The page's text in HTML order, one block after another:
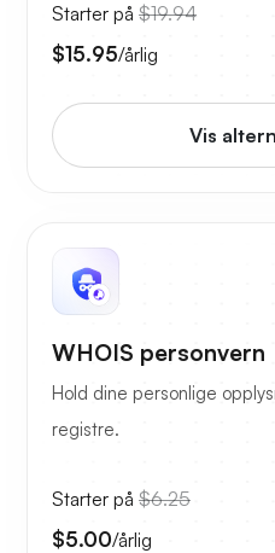
Starter på $19.94
$15.95/årlig
Vis
WHOIS personvern
Hold dine personlige
registre.
Starter på $6.25
$5.00/årlig